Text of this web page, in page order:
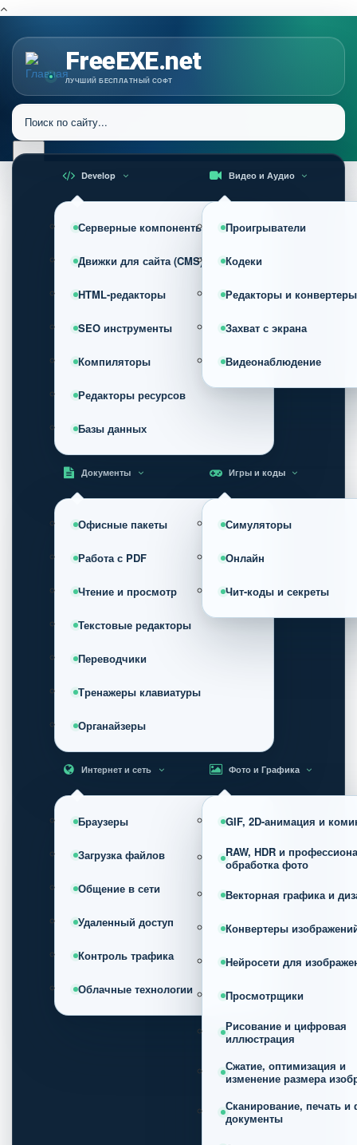
FreeEXE.net
ЛУЧШИЙ БЕСПЛАТНЫЙ СОФТ
Develop
Серверные компоненты
Движки для сайта (CMS)
HTML-редакторы
SEO инструменты
Компиляторы
Редакторы ресурсов
Базы данных
Видео и Аудио
Проигрыватели
Кодеки
Редакторы и конвертеры
Захват с экрана
Видеонаблюдение
Документы
Офисные пакеты
Работа с PDF
Чтение и просмотр
Текстовые редакторы
Переводчики
Тренажеры клавиатуры
Органайзеры
Игры и коды
Симуляторы
Онлайн
Чит-коды и секреты
Интернет и сеть
Браузеры
Загрузка файлов
Общение в сети
Удаленный доступ
Контроль трафика
Облачные технологии
Фото и Графика
GIF, 2D-анимация и
RAW, HDR и
обработка фото
Векторная графика и
Конвертеры
Нейросети для
Просмотрщики
Рисование и цифровая
иллюстрация
Сжатие, оптимизация и
изменение размера
Сканирование, печать и
документы